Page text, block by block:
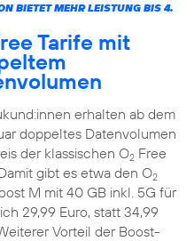
BIETET MEHR LEISTUNG BIS 4.
Tarife mit
erhalten ab dem
doppeltes Datenvolumen
der klassischen O2Free
gibt es etwa den O2
M mit 40 GB inkl. 5G für
29,99 Euro, statt 34,99
Vorteil der Boost-